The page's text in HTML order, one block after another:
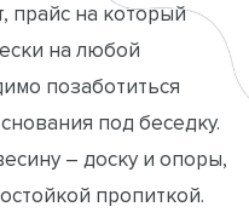
прайс на который
на любой
позаботиться
под беседку.
– доску и опоры,
пропиткой.